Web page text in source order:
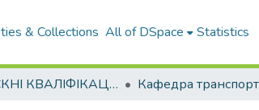
& Collections All of DSpace Statistics
ВИПУСКНІ КВАЛІФІКАЦІЙНІ РОБОТИ